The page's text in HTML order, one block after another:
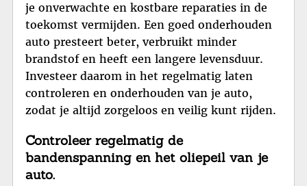
je onverwachte en kostbare reparaties in de
toekomst vermijden. Een goed onderhouden
auto presteert beter, verbruikt minder
brandstof en heeft een langere levensduur.
Investeer daarom in het regelmatig laten
controleren en onderhouden van je auto,
zodat je altijd zorgeloos en veilig kunt rijden.
Controleer regelmatig de
bandenspanning en het oliepeil van je
auto.